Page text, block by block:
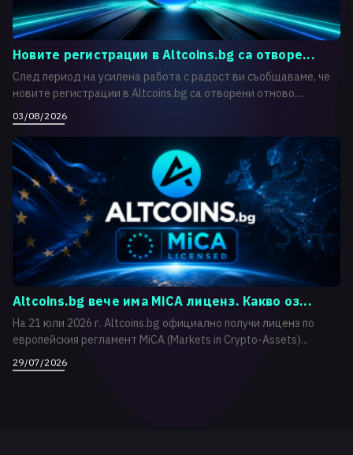
Новите регистрации в Altcoins.bg са отворе...
След период на усилена работа с радост ви съобщаваме, че
новите регистрации в Altcoins.bg са отворени отново....
03/08/2026
Altcoins.bg вече има MiCA лиценз. Какво оз...
На 21 юли 2026 г. Altcoins.bg официално получи лиценз по
европейския регламент MiCA (Markets in Crypto-Assets)...
29/07/2026